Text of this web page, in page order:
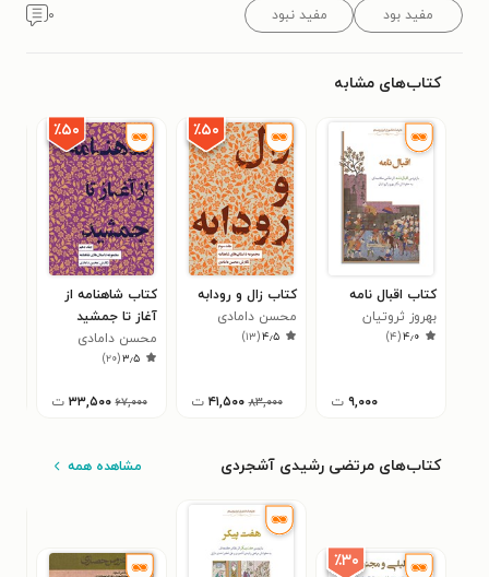
مفید بود مفید نبود ۰
کتاب‌های مشابه
کتاب اقبال نامه
بهروز ثروتیان
۴٫۰(۴)
۹,۰۰۰ ت
٪۵۰
کتاب زال و رودابه
محسن دامادی
۴٫۵(۱۳)
۸۳,۰۰۰ ۴۱,۵۰۰ ت
٪۵۰
کتاب شاهنامه از
آغاز تا جمشید
محسن دامادی
۳٫۵(۲۰)
۶۷,۰۰۰ ۳۳,۵۰۰ ت
کتاب‌های مرتضی رشیدی آشجردی مشاهده همه
٪۳۰